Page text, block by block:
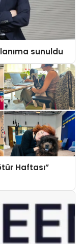
sunuldu
Haftası”